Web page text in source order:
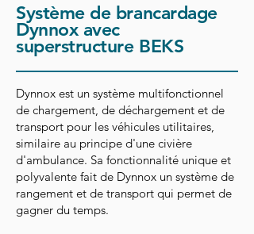
Système de brancardage
Dynnox avec
superstructure BEKS
Dynnox est un système multifonctionnel
de chargement, de déchargement et de
transport pour les véhicules utilitaires,
similaire au principe d'une civière
d'ambulance. Sa fonctionnalité unique et
polyvalente fait de Dynnox un système de
rangement et de transport qui permet de
gagner du temps.